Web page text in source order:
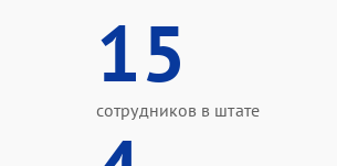
15
сотрудников в штате